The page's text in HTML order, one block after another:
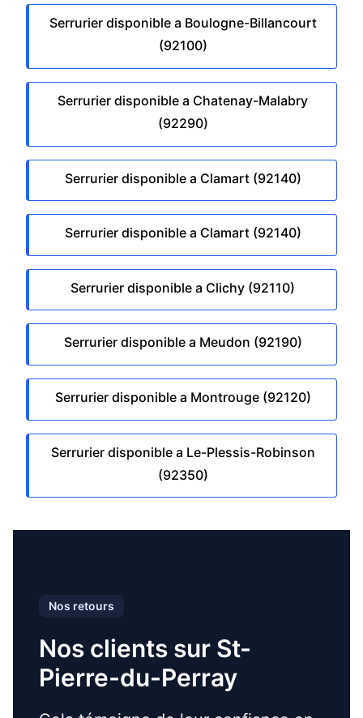
Serrurier disponible a Boulogne-Billancourt
(92100)
Serrurier disponible a Chatenay-Malabry
(92290)
Serrurier disponible a Clamart (92140)
Serrurier disponible a Clamart (92140)
Serrurier disponible a Clichy (92110)
Serrurier disponible a Meudon (92190)
Serrurier disponible a Montrouge (92120)
Serrurier disponible a Le-Plessis-Robinson
(92350)
Nos retours
Nos clients sur St-
Pierre-du-Perray